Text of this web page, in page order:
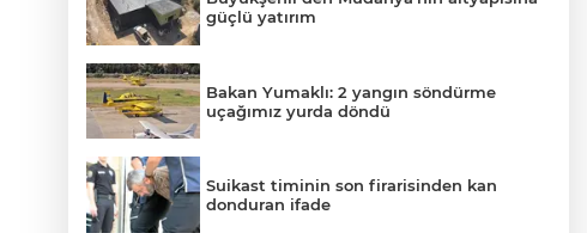
güçlü yatırım
Bakan Yumaklı: 2 yangın söndürme
uçağımız yurda döndü
Suikast timinin son firarisinden kan
donduran ifade